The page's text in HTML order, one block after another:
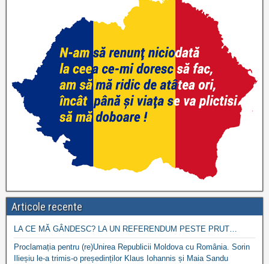
Articole recente
LA CE MĂ GÂNDESC? LA UN REFERENDUM PESTE PRUT…
Proclamația pentru (re)Unirea Republicii Moldova cu România. Sorin
Ilieșiu le-a trimis-o președinților Klaus Iohannis și Maia Sandu